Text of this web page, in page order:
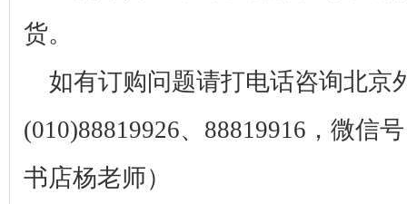
货。
如有订购问题请打电话咨询北京
(010)88819926、 88819916 ，微信
书店杨老师）